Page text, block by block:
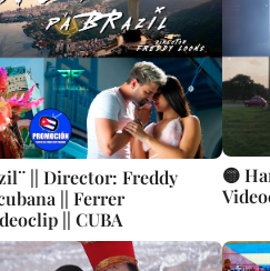
|| Director: Freddy
|| Ferrer
|| CUBA
🟡